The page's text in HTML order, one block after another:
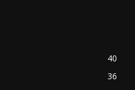
40
36